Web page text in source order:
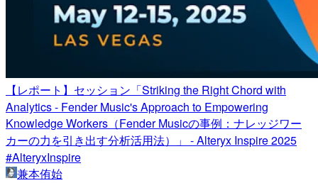
【レポート】セッション「Striking the Right Chord with
Analytics - Fender Music's Approach to Empowering
Knowledge Workers（Fender Musicの事例：ナレッジワー
カーの力を引き出す分析活用法）」 - Alteryx Inspire 2025
#AlteryxInspire
兼本侑始